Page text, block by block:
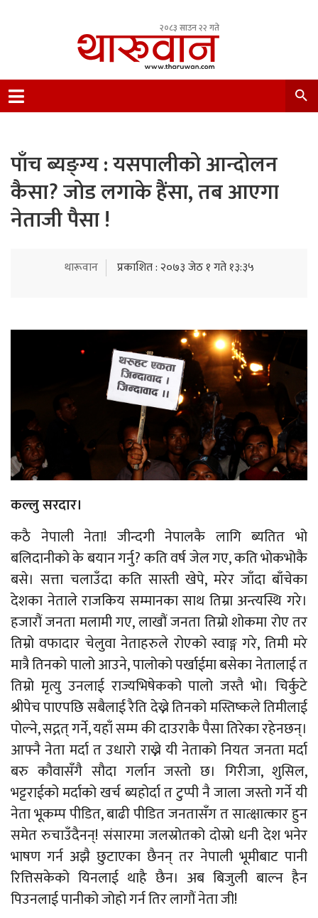
२०८३ साउन २२ गते
Nepal.
पाँच ब्यङ्ग्य : यसपालीको आन्दोलन
कैसा? जोड लगाके हैंसा, तब आएगा
नेताजी पैसा !
थारूवान प्रकाशित : २०७३ जेठ १ गते १३:३५
कल्लु सरदार।
कठै नेपाली नेता! जीन्दगी नेपालकै लागि ब्यतित भो
बलिदानीको के बयान गर्नु? कति वर्ष जेल गए, कति भोकभोकै
बसे। सत्ता चलाउँदा कति सास्ती खेपे, मरेर जाँदा बाँचेका
देशका नेताले राजकिय सम्मानका साथ तिम्रा अन्त्यस्थि गरे।
हजारौं जनता मलामी गए, लाखौं जनता तिम्रो शोकमा रोए तर
तिम्रो वफादार चेलुवा नेताहरुले रोएको स्वाङ्ग गरे, तिमी मरे
मात्रै तिनको पालो आउने, पालोको पर्खाईमा बसेका नेतालाई त
तिम्रो मृत्यु उनलाई राज्यभिषेकको पालो जस्तै भो। चिर्कुटे
श्रीपेच पाएपछि सबैलाई रैति देख्ने तिनको मस्तिष्कले तिमीलाई
पोल्ने, सद्गत् गर्ने, यहाँ सम्म की दाउराकै पैसा तिरेका रहेनछन्।
आफ्नै नेता मर्दा त उधारो राख्ने यी नेताको नियत जनता मर्दा
बरु कौवासँगै सौदा गर्लान जस्तो छ। गिरीजा, शुसिल,
भट्टराईको मर्दाको खर्च ब्यहोर्दा त टुप्पी नै जाला जस्तो गर्ने यी
नेता भूकम्प पीडित, बाढी पीडित जनतासँग त सात्क्षात्कार हुन
समेत रुचाउँदैनन्! संसारमा जलस्रोतको दोस्रो धनी देश भनेर
भाषण गर्न अझै छुटाएका छैनन् तर नेपाली भूमीबाट पानी
रित्तिसकेको यिनलाई थाहै छैन। अब बिजुली बाल्न हैन
पिउनलाई पानीको जोहो गर्न तिर लागौं नेता जी!